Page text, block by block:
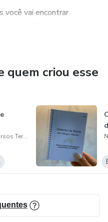
você vai encontrar
os seus atendimentos.
basta acessar
novaerarecursos
criou esse
Nova Era Recursos Terapêuticos